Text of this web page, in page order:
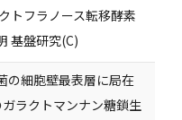
トフラノース転移酵素
基盤研究(C)
の細胞壁最表層に局在
ラクトマンナン糖鎖生